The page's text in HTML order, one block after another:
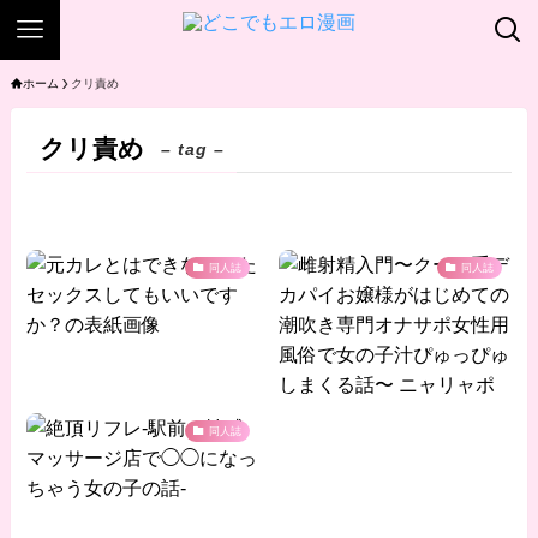
ホーム クリ責め
クリ責め – tag –
同人誌 同人誌
同人誌